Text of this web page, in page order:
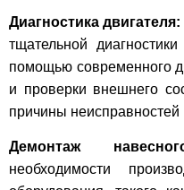
Диагностика двигателя:
тщательной
помощью современного
и проверки внешнего
причины
Демонтаж
необходимости